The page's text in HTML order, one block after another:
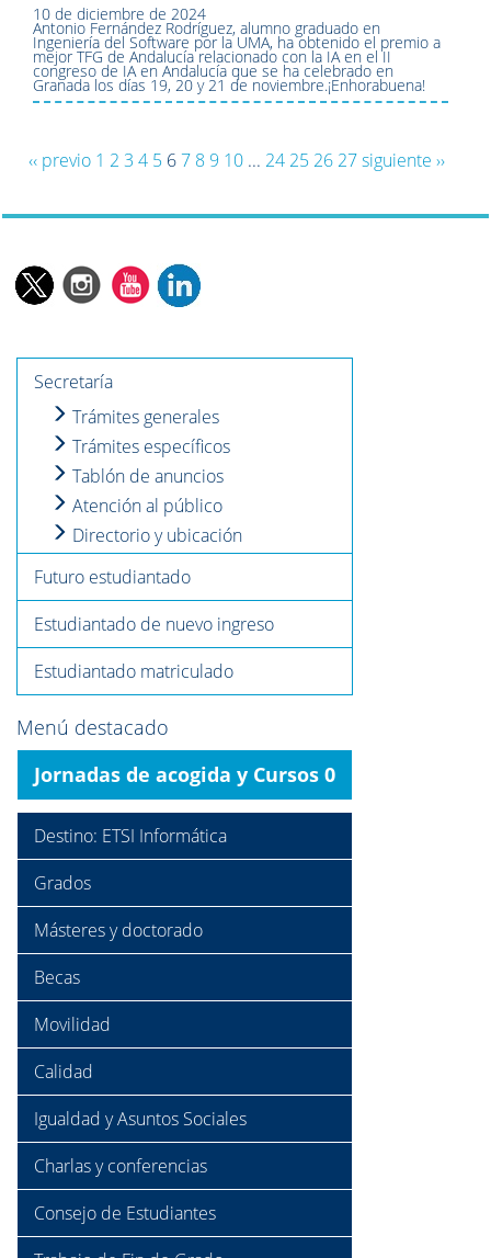
10 de diciembre de 2024
Antonio Fernández Rodríguez, alumno graduado en
Ingeniería del Software por la UMA, ha obtenido el premio a
mejor TFG de Andalucía relacionado con la IA en el II
congreso de IA en Andalucía que se ha celebrado en
Granada los días 19, 20 y 21 de noviembre.¡Enhorabuena!
‹‹ previo 1 2 3 4 5 67 8 9 10 ... 24 25 26 27siguiente ››
Secretaría
Trámites generales
Trámites específicos
Tablón de anuncios
Atención al público
Directorio y ubicación
Futuro estudiantado
Estudiantado de nuevo ingreso
Estudiantado matriculado
Menú destacado
Jornadas de acogida y Cursos 0
Destino: ETSI Informática
Grados
Másteres y doctorado
Becas
Movilidad
Calidad
Igualdad y Asuntos Sociales
Charlas y conferencias
Consejo de Estudiantes